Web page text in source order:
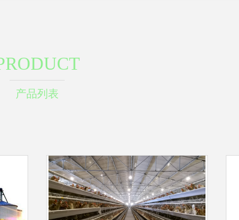
产品列表